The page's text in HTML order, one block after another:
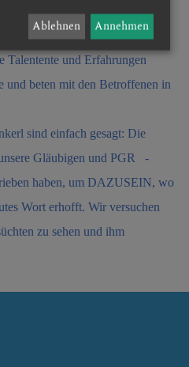
Notfallhilfe sind Bereiche, die
dass uns bald Menschen
Talentente und Erfahrungen
und beten mit den Betroffenen in
sind einfach gesagt: Die
Gläubigen und PGR -
haben, um DAZUSEIN, wo
Wort erhofft. Wir versuchen
zu sehen und ihm
Ablehnen Annehmen